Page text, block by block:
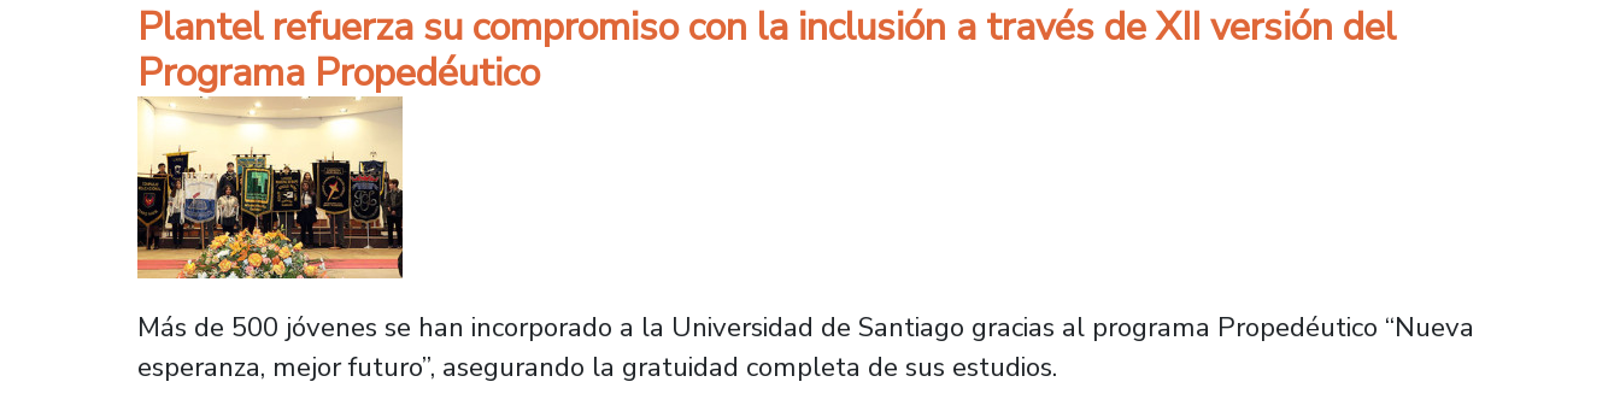
Plantel refuerza su compromiso con la inclusión a través de XII versión del
Programa Propedéutico
Más de 500 jóvenes se han incorporado a la Universidad de Santiago gracias al programa Propedéutico “Nueva
esperanza, mejor futuro”, asegurando la gratuidad completa de sus estudios.